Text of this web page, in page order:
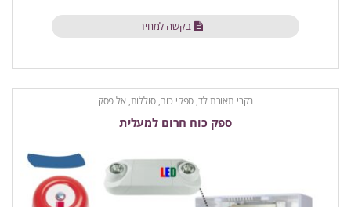
בקשה למחיר
בקרי תאורת לד, ספקי כוח, סוללות, אל פסק
ספק כוח חרום למעלית